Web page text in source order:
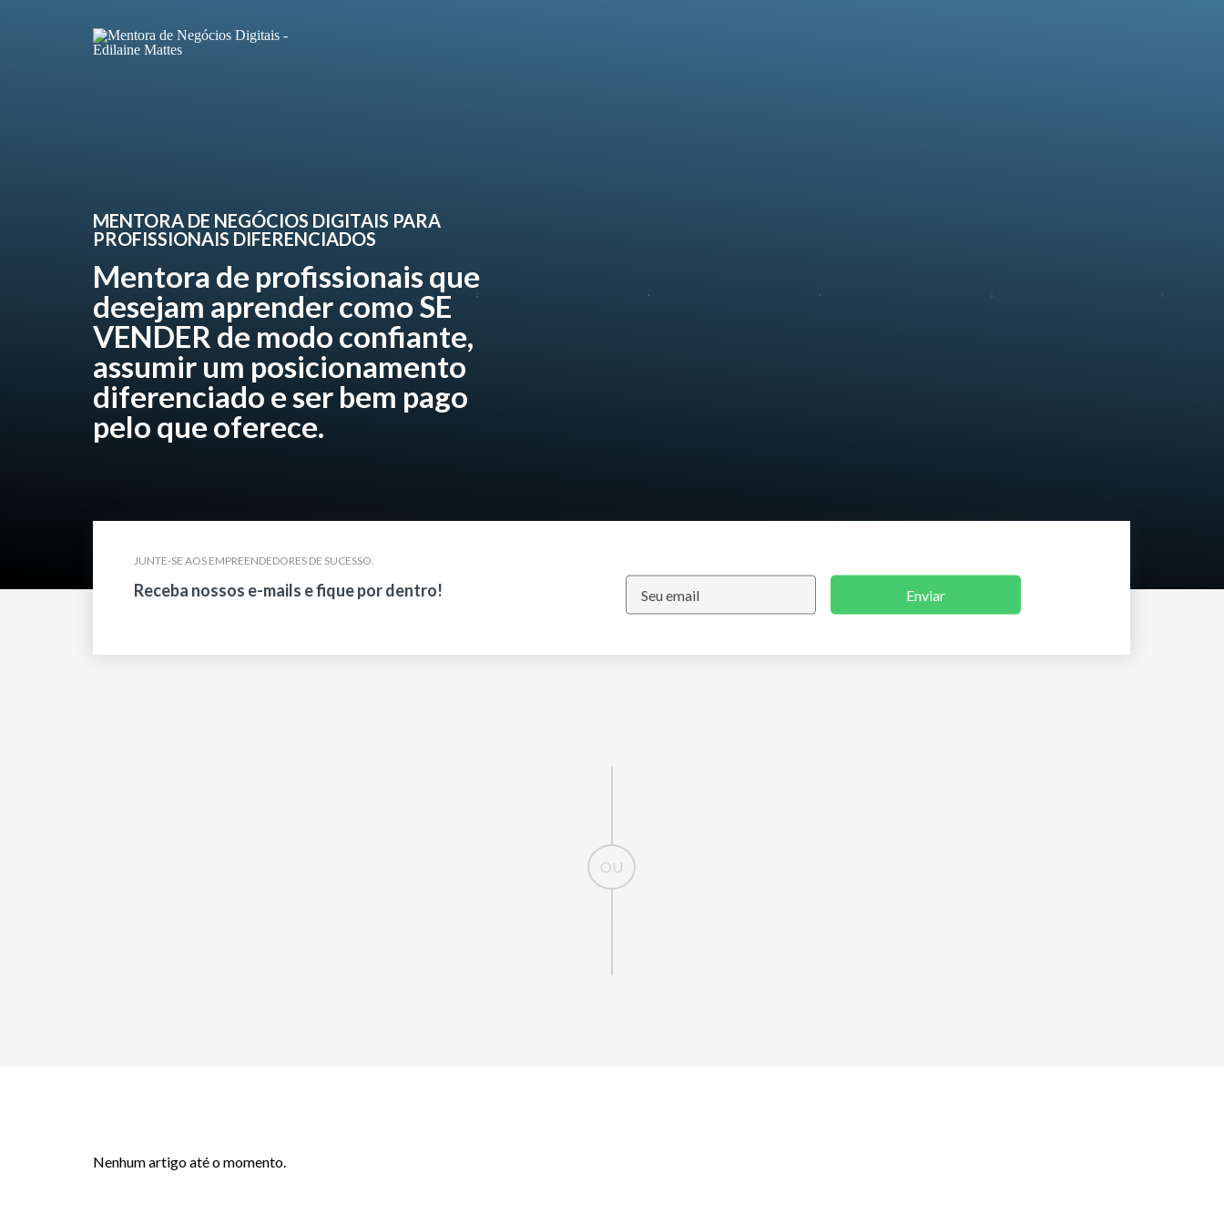
MENTORA DE NEGÓCIOS DIGITAIS PARA
PROFISSIONAIS DIFERENCIADOS
Mentora de profissionais que
desejam aprender como SE
VENDER de modo confiante,
assumir um posicionamento
diferenciado e ser bem pago
pelo que oferece.
JUNTE-SE AOS EMPREENDEDORES DE SUCESSO.
Receba nossos e-mails e fique por dentro! Enviar
Nenhum artigo até o momento.